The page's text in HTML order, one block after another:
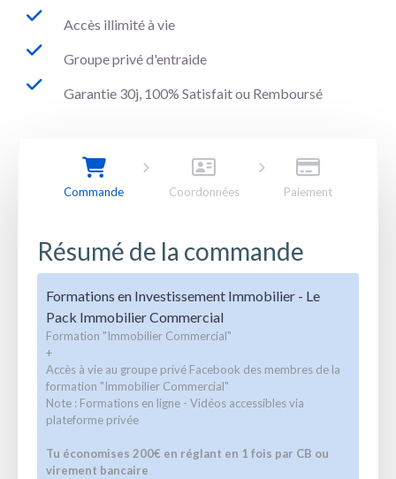
Accès illimité à vie
Groupe privé d'entraide
Garantie 30j, 100% Satisfait ou Remboursé
Commande Coordonnées Paiement
Résumé de la commande
Formations en Investissement Immobilier - Le
Pack Immobilier Commercial
Formation "Immobilier Commercial"
+
Accès à vie au groupe privé Facebook des membres de la
formation "Immobilier Commercial"
Note : Formations en ligne - Vidéos accessibles via
plateforme privée
Tu économises 200€ en réglant en 1 fois par CB ou
virement bancaire